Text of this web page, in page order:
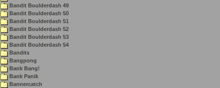
Bandit Boulderdash 49
Bandit Boulderdash 50
Bandit Boulderdash 51
Bandit Boulderdash 52
Bandit Boulderdash 53
Bandit Boulderdash 54
Bandits
Bangpong
Bank Bang!
Bank Panik
Bannercatch